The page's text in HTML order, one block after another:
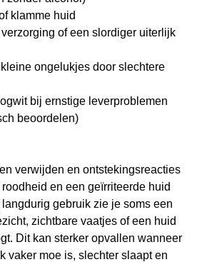
klamme huid
of een slordiger uiterlijk
ongelukjes door slechtere
bij ernstige leverproblemen
beoordelen)
verwijden en ontstekingsreacties
en een geïrriteerde huid
gebruik zie je soms een
zichtbare vaatjes of een huid
Dit kan sterker opvallen wanneer
vaker moe is, slechter slaapt en